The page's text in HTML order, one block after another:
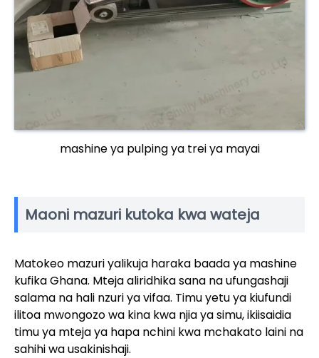
mashine ya pulping ya trei ya mayai
Maoni mazuri kutoka kwa wateja
Matokeo mazuri yalikuja haraka baada ya mashine
kufika Ghana. Mteja aliridhika sana na ufungashaji
salama na hali nzuri ya vifaa. Timu yetu ya kiufundi
ilitoa mwongozo wa kina kwa njia ya simu, ikiisaidia
timu ya mteja ya hapa nchini kwa mchakato laini na
sahihi wa usakinishaji.